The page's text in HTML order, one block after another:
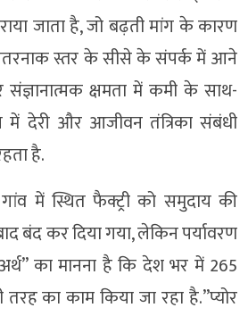
जाता है, जो बढ़ती मांग के कारण
स्तर के सीसे के संपर्क में आने
क्षमता में कमी के साथ-
में देरी और आजीवन तंत्रिका संबंधी
है.
में स्थित फैक्ट्री को समुदाय की
बंद कर दिया गया, लेकिन पर्यावरण
अर्थ” का मानना है कि देश भर में 265
का काम किया जा रहा है.”प्योर